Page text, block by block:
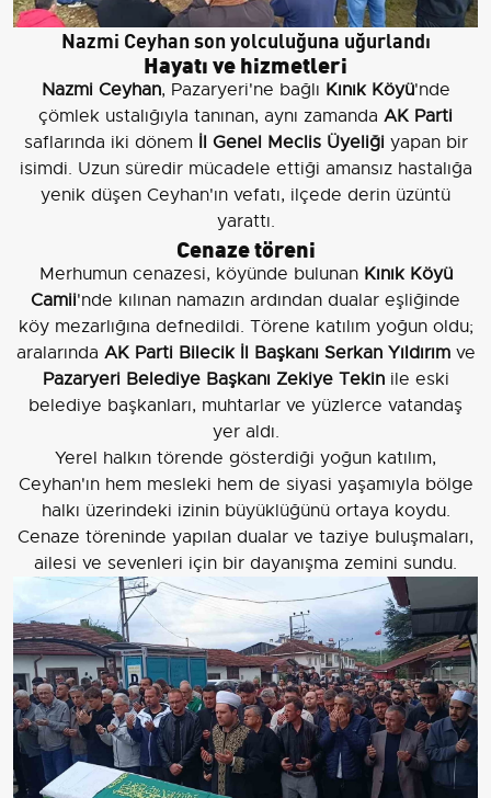
Nazmi Ceyhan son yolculuğuna uğurlandı
Hayatı ve hizmetleri
Nazmi Ceyhan, Pazaryeri'ne bağlı Kınık Köyü'nde
çömlek ustalığıyla tanınan, aynı zamanda AK Parti
saflarında iki dönem İl Genel Meclis Üyeliğiyapan bir
isimdi. Uzun süredir mücadele ettiği amansız hastalığa
yenik düşen Ceyhan'ın vefatı, ilçede derin üzüntü
yarattı.
Cenaze töreni
Merhumun cenazesi, köyünde bulunan Kınık Köyü
Camii'nde kılınan namazın ardından dualar eşliğinde
köy mezarlığına defnedildi. Törene katılım yoğun oldu;
aralarında AK Parti Bilecik İl Başkanı Serkan Yıldırımve
Pazaryeri Belediye Başkanı Zekiye Tekinile eski
belediye başkanları, muhtarlar ve yüzlerce vatandaş
yer aldı.
Yerel halkın törende gösterdiği yoğun katılım,
Ceyhan'ın hem mesleki hem de siyasi yaşamıyla bölge
halkı üzerindeki izinin büyüklüğünü ortaya koydu.
Cenaze töreninde yapılan dualar ve taziye buluşmaları,
ailesi ve sevenleri için bir dayanışma zemini sundu.